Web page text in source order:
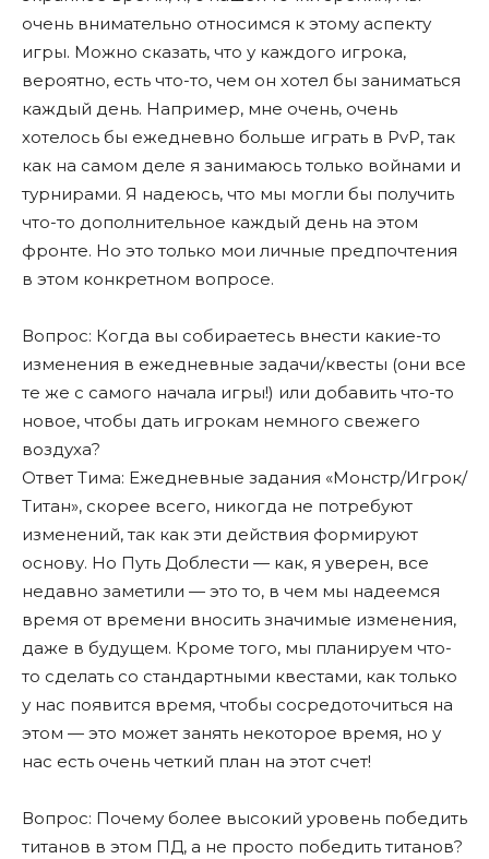
очень внимательно относимся к этому аспекту
игры. Можно сказать, что у каждого игрока,
вероятно, есть что-то, чем он хотел бы заниматься
каждый день. Например, мне очень, очень
хотелось бы ежедневно больше играть в PvP, так
как на самом деле я занимаюсь только войнами и
турнирами. Я надеюсь, что мы могли бы получить
что-то дополнительное каждый день на этом
фронте. Но это только мои личные предпочтения
в этом конкретном вопросе.
Вопрос: Когда вы собираетесь внести какие-то
изменения в ежедневные задачи/квесты (они все
те же с самого начала игры!) или добавить что-то
новое, чтобы дать игрокам немного свежего
воздуха?
Ответ Тима: Ежедневные задания «Монстр/Игрок/
Титан», скорее всего, никогда не потребуют
изменений, так как эти действия формируют
основу. Но Путь Доблести — как, я уверен, все
недавно заметили — это то, в чем мы надеемся
время от времени вносить значимые изменения,
даже в будущем. Кроме того, мы планируем что-
то сделать со стандартными квестами, как только
у нас появится время, чтобы сосредоточиться на
этом — это может занять некоторое время, но у
нас есть очень четкий план на этот счет!
Вопрос: Почему более высокий уровень победить
титанов в этом ПД, а не просто победить титанов?